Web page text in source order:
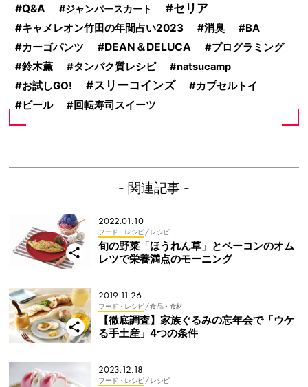
Q&A ジャンパースカート セリア
キャメレオン竹田の年間占い2023 消臭
BA
カーゴパンツ
DEAN＆DELUCA
プログラミング
鈴木薫
タンパク質レシピ
natsucamp
お試しGO!
スリーコインズ
カプセルトイ
ビール
回転寿司スイーツ
- 関連記事 -
2022.01.10
フード・レシピ/ レシピ
旬の野菜「ほうれん草」とベーコンのオム
レツで栄養満点のモーニング
2019.11.26
フード・レシピ/ 食品・食材
【徹底調査】家族ぐるみの忘年会で「ウケ
る手土産」4つの条件
2023.12.18
フード・レシピ/ レシピ